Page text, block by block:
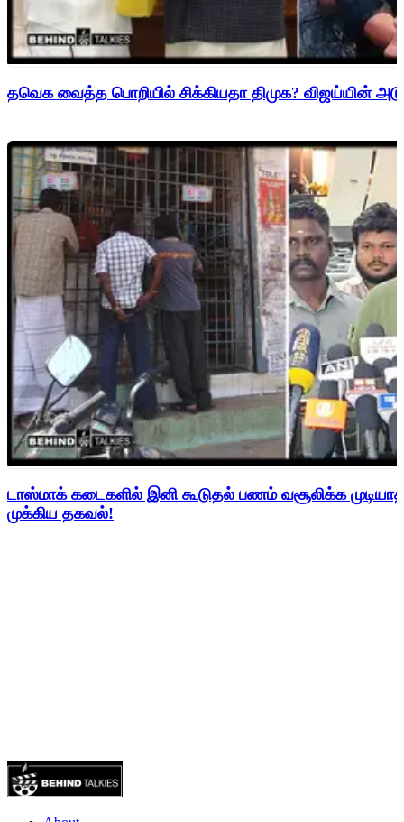
தவெக வைத்த பொறியில் சிக்கியதா திமுக? விஜய்யின்
டாஸ்மாக் கடைகளில் இனி கூடுதல் பணம் வசூலிக்க
முக்கிய தகவல்!